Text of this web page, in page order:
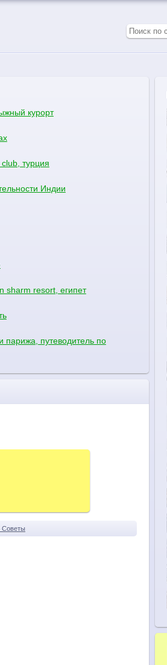
курорт
турция
Индии
sharm resort, египет
парижа, путеводитель по
Советы